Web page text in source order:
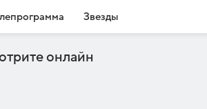
Звезды
онлайн